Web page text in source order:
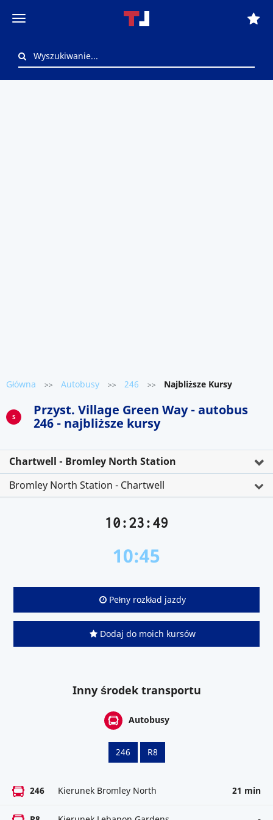
Główna >> Autobusy >> 246 >> Najbliższe Kursy
S
Przyst. Village Green Way - autobus
246 - najbliższe kursy
Chartwell - Bromley North Station
Bromley North Station - Chartwell
10:23:49
10:45
Pełny rozkład jazdy
Dodaj do moich kursów
Inny środek transportu
Autobusy
246 R8
246 Kierunek Bromley North 21 min